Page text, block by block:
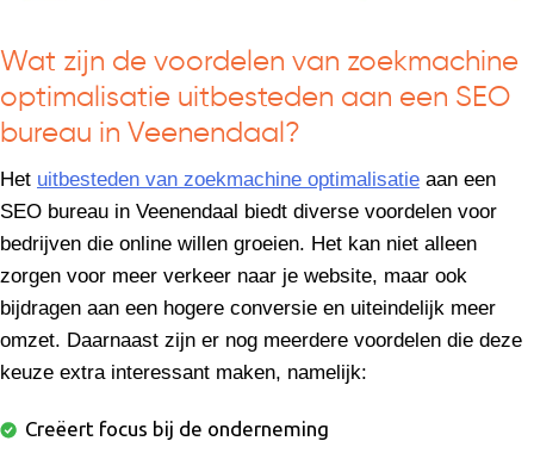
Wat zijn de voordelen van zoekmachine
optimalisatie uitbesteden aan een SEO
bureau in Veenendaal?
Het uitbesteden van zoekmachine optimalisatie aan een
SEO bureau in Veenendaal biedt diverse voordelen voor
bedrijven die online willen groeien. Het kan niet alleen
zorgen voor meer verkeer naar je website, maar ook
bijdragen aan een hogere conversie en uiteindelijk meer
omzet. Daarnaast zijn er nog meerdere voordelen die deze
keuze extra interessant maken, namelijk:
Creëert focus bij de onderneming